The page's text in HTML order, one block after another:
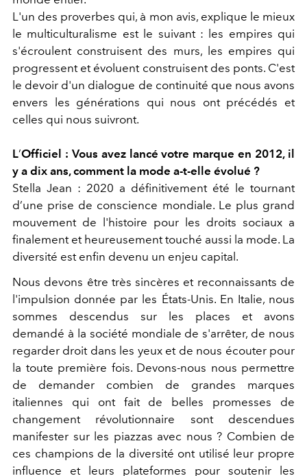
L'un des proverbes qui, à mon avis, explique le mieux
le multiculturalisme est le suivant : les empires qui
s'écroulent construisent des murs, les empires qui
progressent et évoluent construisent des ponts. C'est
le devoir d'un dialogue de continuité que nous avons
envers les générations qui nous ont précédés et
celles qui nous suivront.
L’Officiel : Vous avez lancé votre marque en 2012, il
y a dix ans, comment la mode a-t-elle évolué ?
Stella Jean : 2020 a définitivement été le tournant
d’une prise de conscience mondiale. Le plus grand
mouvement de l'histoire pour les droits sociaux a
finalement et heureusement touché aussi la mode. La
diversité est enfin devenu un enjeu capital.
Nous devons être très sincères et reconnaissants de
l'impulsion donnée par les États-Unis. En Italie, nous
sommes descendus sur les places et avons
demandé à la société mondiale de s'arrêter, de nous
regarder droit dans les yeux et de nous écouter pour
la toute première fois. Devons-nous nous permettre
de demander combien de grandes marques
italiennes qui ont fait de belles promesses de
changement révolutionnaire sont descendues
manifester sur les piazzas avec nous ? Combien de
ces champions de la diversité ont utilisé leur propre
influence et leurs plateformes pour soutenir les